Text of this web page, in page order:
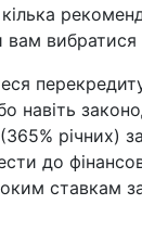
вибратися з
навіть
річних)
до
ставкам